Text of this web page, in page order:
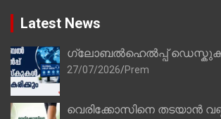
Latest News
ഗ്ലോബൽഹെൽപ്പ്
27/07/2026 Prem
വെരിക്കോസിനെ തടയാൻ